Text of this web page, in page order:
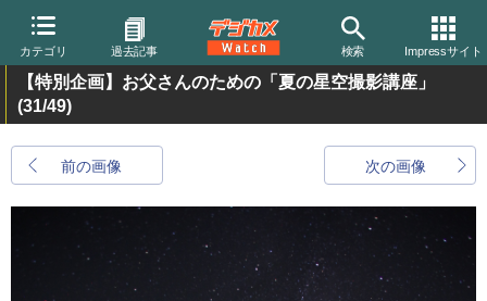
カテゴリ 過去記事 検索 Impressサイト
【特別企画】お父さんのための「夏の星空撮影講座」
(31/49)
前の画像 次の画像